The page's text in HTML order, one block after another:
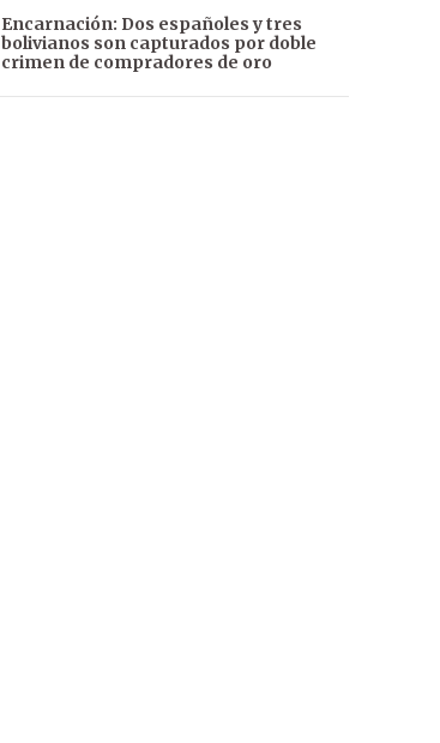
Encarnación: Dos españoles y tres
bolivianos son capturados por doble
crimen de compradores de oro